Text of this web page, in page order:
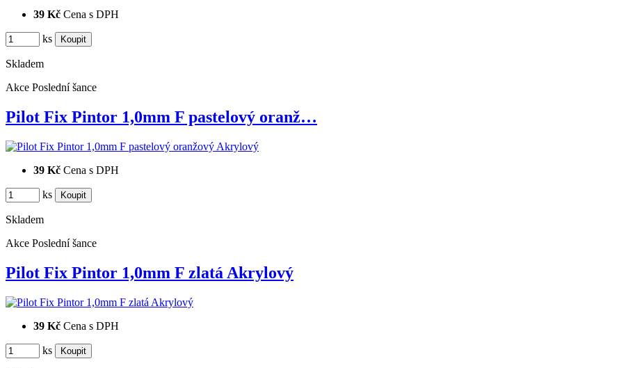
39 Kč Cena s DPH
ks
Skladem
Akce Poslední šance
Pilot Fix Pintor 1,0mm F pastelový oranž…
39 Kč Cena s DPH
ks
Skladem
Akce Poslední šance
Pilot Fix Pintor 1,0mm F zlatá Akrylový
39 Kč Cena s DPH
ks